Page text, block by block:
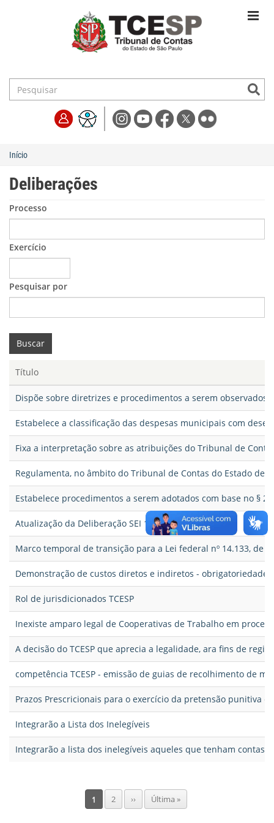
Início
Deliberações
Processo
Exercício
Pesquisar por
Buscar
Título
Dispõe sobre diretrizes e procedimentos a serem
Estabelece a classificação das despesas municipais com
Fixa a interpretação sobre as atribuições do Tribunal de
Regulamenta, no âmbito do Tribunal de Contas do Estado de
Estabelece procedimentos a serem adotados com base no §
Atualização da Deliberação SEI 13.122/2021-07
Marco temporal de transição para a Lei federal nº 14.133, de
Demonstração de custos diretos e indiretos - obrigatoriedade
Rol de jurisdicionados TCESP
Inexiste amparo legal de Cooperativas de Trabalho em
A decisão do TCESP que aprecia a legalidade, ara fins de
competência TCESP - emissão de guias de recolhimento de
Prazos Prescricionais para o exercício da pretensão punitiva e
Integrarão a Lista dos Inelegíveis
Integrarão a lista dos inelegíveis aqueles que tenham contas
Página
atual
1 Page
2
Próxima
página
››
Última
página
Última »